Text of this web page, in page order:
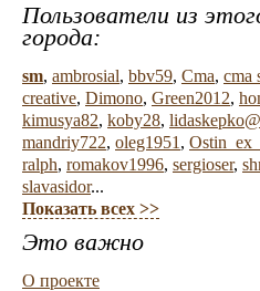
Пользователи из
города:
sm, ambrosial, bbv59, Cma, cma
creative, Dimono, Green2012,
kimusya82, koby28,
mandriy722, oleg1951 ,
ralph, romakov1996, sergioser,
slavasidor...
Показать всех >>
Это важно
О проекте